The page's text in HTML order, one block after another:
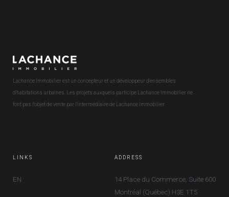
Lachance Immobilier est un concepteur et un développeur d'ensembles
d'habitations urbaines. Les projets auxquels participe Lachance Immobilier ne
font pas l'objet de vente par l'intermédiaire de Lachance Immobilier.
LINKS
EN
ADDRESS
14 Place du Commerce, Suite 600
Montréal (Québec) H3E 1T5